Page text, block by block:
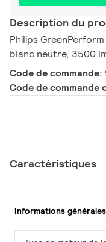
Description du
Philips
blanc neutre, 3500
Code de commande:
Code de commande
Caractéristiques
Informations générales